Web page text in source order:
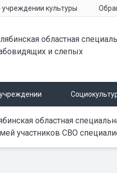
культуры
областная
и слепых
областная
участников СВО